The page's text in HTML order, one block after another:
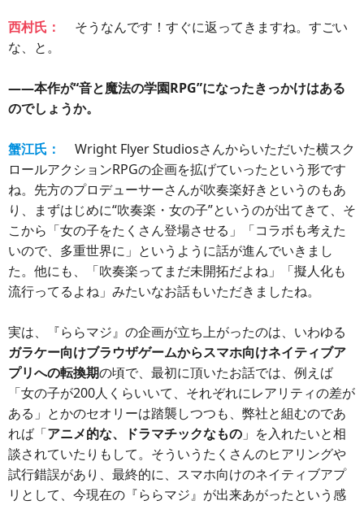
西村氏：
そうなんです！すぐに返ってきますね。すごい
な、と。
――本作が“音と魔法の学園RPG”になったきっかけはある
のでしょうか。
蟹江氏：
Wright Flyer Studiosさんからいただいた横スク
ロールアクションRPGの企画を拡げていったという形です
ね。先方のプロデューサーさんが吹奏楽好きというのもあ
り、まずはじめに“吹奏楽・女の子”というのが出てきて、そ
こから「女の子をたくさん登場させる」「コラボも考えた
いので、多重世界に」というように話が進んでいきまし
た。他にも、「吹奏楽ってまだ未開拓だよね」「擬人化も
流行ってるよね」みたいなお話もいただきましたね。
実は、『ららマジ』の企画が立ち上がったのは、いわゆる
ガラケー向けブラウザゲームからスマホ向けネイティブア
プリへの転換期の頃で、最初に頂いたお話では、例えば
「女の子が200人くらいいて、それぞれにレアリティの差が
ある」とかのセオリーは踏襲しつつも、弊社と組むのであ
れば「アニメ的な、ドラマチックなもの 」を入れたいと相
談されていたりもして。そういうたくさんのヒアリングや
試行錯誤があり、最終的に、スマホ向けのネイティブアプ
リとして、今現在の『ららマジ』が出来あがったという感